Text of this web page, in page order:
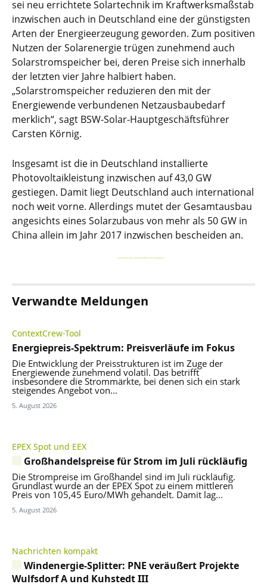
sei neu errichtete Solartechnik im Kraftwerksmaßstab
inzwischen auch in Deutschland eine der günstigsten
Arten der Energieerzeugung geworden. Zum positiven
Nutzen der Solarenergie trügen zunehmend auch
Solarstromspeicher bei, deren Preise sich innerhalb
der letzten vier Jahre halbiert haben.
„Solarstromspeicher reduzieren den mit der
Energiewende verbundenen Netzausbaubedarf
merklich“, sagt BSW-Solar-Hauptgeschäftsführer
Carsten Körnig.
Insgesamt ist die in Deutschland installierte
Photovoltaikleistung inzwischen auf 43,0 GW
gestiegen. Damit liegt Deutschland auch international
noch weit vorne. Allerdings mutet der Gesamtausbau
angesichts eines Solarzubaus von mehr als 50 GW in
China allein im Jahr 2017 inzwischen bescheiden an.
Verwandte Meldungen
ContextCrew-Tool
Energiepreis-Spektrum: Preisverläufe im Fokus
Die Entwicklung der Preisstrukturen ist im Zuge der
Energiewende zunehmend volatil. Das betrifft
insbesondere die Strommärkte, bei denen sich ein stark
steigendes Angebot von...
5. August 2026
EPEX Spot und EEX
Großhandelspreise für Strom im Juli rückläufig
Die Strompreise im Großhandel sind im Juli rückläufig.
Grundlast wurde an der EPEX Spot zu einem mittleren
Preis von 105,45 Euro/MWh gehandelt. Damit lag...
5. August 2026
Nachrichten kompakt
Windenergie-Splitter: PNE veräußert Projekte
Wulfsdorf A und Kuhstedt III